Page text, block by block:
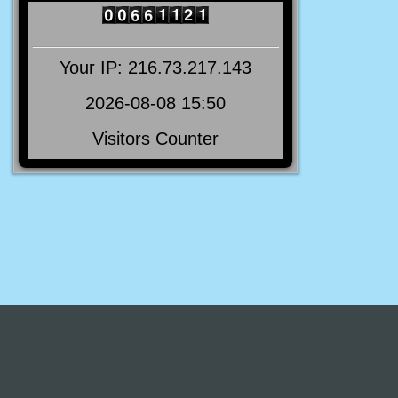
Your IP: 216.73.217.143
2026-08-08 15:50
Visitors Counter